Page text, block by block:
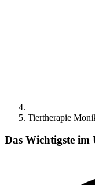
Tiertherapie
Das Wichtigste im